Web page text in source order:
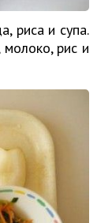
риса и супа.
рис и